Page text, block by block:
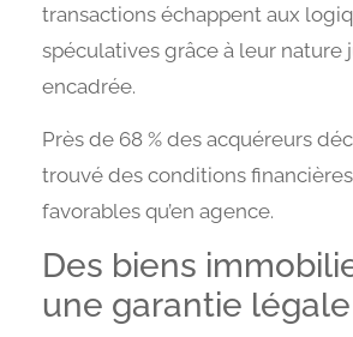
transactions échappent aux
spéculatives grâce à leur nature
encadrée.
Près de 68 % des acquéreurs
trouvé des conditions
favorables qu’en agence.
Des biens
une garantie légale